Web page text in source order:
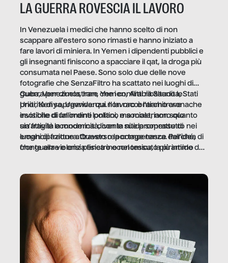
LA GUERRA ROVESCIA IL LAVORO
In Venezuela i medici che hanno scelto di non
scappare all’estero sono rimasti e hanno iniziato a
fare lavori di miniera. In Yemen i dipendenti pubblici e
gli insegnanti finiscono a spacciare il qat, la droga più
consumata nel Paese. Sono solo due delle nove
fotografie che SenzaFiltro ha scattato nei luoghi di
guerra per dimostrare che i conflitti ribaltano le
priorità di sopravvivenza. Il lavoro è l’architrave
invisibile di un ordine politico e sociale, non solo
un’attività economica: diventa nitida soprattutto nei
luoghi di frattura. Questo reportage nasce dall’idea
che guerre e crisi penetrino nel tessuto più intimo
Cuba, Venezuela, Iran, Yemen, Arabia Saudita, Stati
Uniti, Kenya, Uganda: qui non raccontiamo cronache
esotiche di fallimenti lontani, ma mostriamo quanto
sia fragile la modernità, con le sue promesse di
emancipazione attraverso la competenza. Perché, di
fronte alla violenza fisica o economica, la piramide del